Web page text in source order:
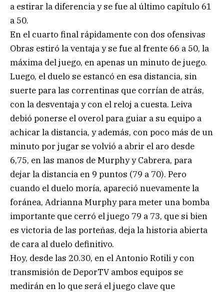
a estirar la diferencia y se fue al último capítulo 61
a 50.
En el cuarto final rápidamente con dos ofensivas
Obras estiró la ventaja y se fue al frente 66 a 50, la
máxima del juego, en apenas un minuto de juego.
Luego, el duelo se estancó en esa distancia, sin
suerte para las correntinas que corrían de atrás,
con la desventaja y con el reloj a cuesta. Leiva
debió ponerse el overol para guiar a su equipo a
achicar la distancia, y además, con poco más de un
minuto por jugar se volvió a abrir el aro desde
6,75, en las manos de Murphy y Cabrera, para
dejar la distancia en 9 puntos (79 a 70). Pero
cuando el duelo moría, apareció nuevamente la
foránea, Adrianna Murphy para meter una bomba
importante que cerró el juego 79 a 73, que si bien
es victoria de las porteñas, deja la historia abierta
de cara al duelo definitivo.
Hoy, desde las 20.30, en el Antonio Rotili y con
transmisión de DeporTV ambos equipos se
medirán en lo que será el juego clave que